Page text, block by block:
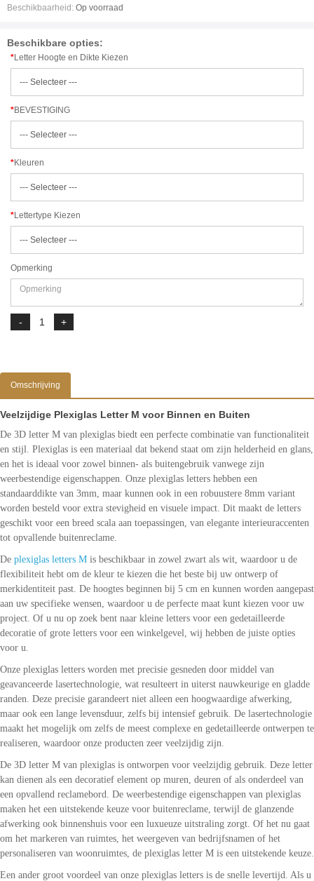
Beschikbaarheid: Op voorraad
Beschikbare opties:
Letter Hoogte en Dikte Kiezen
BEVESTIGING
Kleuren
Lettertype Kiezen
Opmerking
Omschrijving
Veelzijdige Plexiglas Letter M voor Binnen en Buiten
De 3D letter M van plexiglas biedt een perfecte combinatie van functionaliteit
en stijl. Plexiglas is een materiaal dat bekend staat om zijn helderheid en glans,
en het is ideaal voor zowel binnen- als buitengebruik vanwege zijn
weerbestendige eigenschappen. Onze plexiglas letters hebben een
standaarddikte van 3mm, maar kunnen ook in een robuustere 8mm variant
worden besteld voor extra stevigheid en visuele impact. Dit maakt de letters
geschikt voor een breed scala aan toepassingen, van elegante interieuraccenten
tot opvallende buitenreclame.
De plexiglas letters M is beschikbaar in zowel zwart als wit, waardoor u de
flexibiliteit hebt om de kleur te kiezen die het beste bij uw ontwerp of
merkidentiteit past. De hoogtes beginnen bij 5 cm en kunnen worden aangepast
aan uw specifieke wensen, waardoor u de perfecte maat kunt kiezen voor uw
project. Of u nu op zoek bent naar kleine letters voor een gedetailleerde
decoratie of grote letters voor een winkelgevel, wij hebben de juiste opties
voor u.
Onze plexiglas letters worden met precisie gesneden door middel van
geavanceerde lasertechnologie, wat resulteert in uiterst nauwkeurige en gladde
randen. Deze precisie garandeert niet alleen een hoogwaardige afwerking,
maar ook een lange levensduur, zelfs bij intensief gebruik. De lasertechnologie
maakt het mogelijk om zelfs de meest complexe en gedetailleerde ontwerpen te
realiseren, waardoor onze producten zeer veelzijdig zijn.
De 3D letter M van plexiglas is ontworpen voor veelzijdig gebruik. Deze letter
kan dienen als een decoratief element op muren, deuren of als onderdeel van
een opvallend reclamebord. De weerbestendige eigenschappen van plexiglas
maken het een uitstekende keuze voor buitenreclame, terwijl de glanzende
afwerking ook binnenshuis voor een luxueuze uitstraling zorgt. Of het nu gaat
om het markeren van ruimtes, het weergeven van bedrijfsnamen of het
personaliseren van woonruimtes, de plexiglas letter M is een uitstekende keuze.
Een ander groot voordeel van onze plexiglas letters is de snelle levertijd. Als u